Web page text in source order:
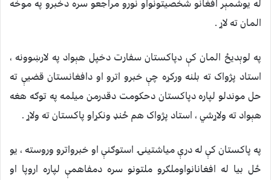
له يوشمېر افغانو شخصيتونواو نورو مراجعو سره دخبرو په موخه
المان ته لاړ .
په لوېديځ المان کې دپاکستان سفارت دخپل هېواد په لارښوونه ،
استاد پژواک ته بلنه ورکړه چې خبرو اترو او دافغانستان قضيې ته
حل موندلو لپاره دپاکستان دحکومت دقدرمن ميلمه په توګه هغه
هېواد ته ولاړشي ، استاد پژواک هم ځنډ ونکړاو پاکستان ته ولاړ .
په پاکستان کې له درې مياشتينۍ استوګنې او خبرواترو وروسته ، يو
ځل بيا له افغانانواوملګرو ملتونو سره دمفاهمې لپاره اروپا او